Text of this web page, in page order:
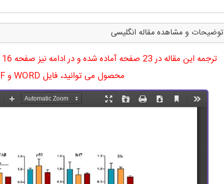
توضیحات و مشاهده مقاله انگلیسی
محصول می توانید، فایل WORD و PDF آن را دریافت نمایید.